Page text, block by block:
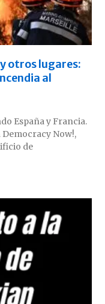
otros lugares:
al
España y Francia.
Democracy Now!,
de